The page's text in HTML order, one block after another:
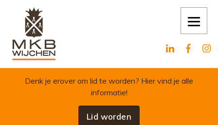
Skip to content
Denk je erover om lid te worden? Hier vind je alle
informatie!
Lid worden